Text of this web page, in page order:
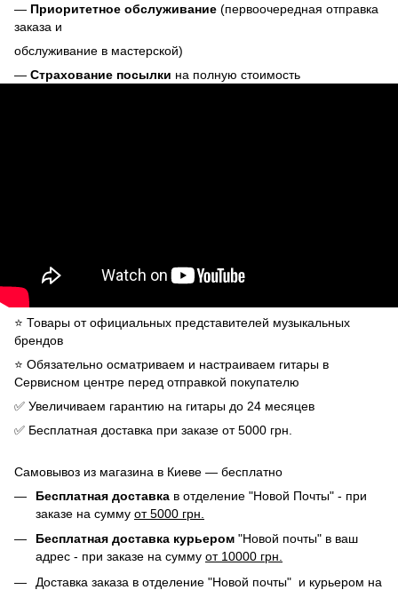
— Приоритетное обслуживание (первоочередная отправка
заказа и
обслуживание в мастерской)
— Страхование посылки на полную стоимость
⭐️ Товары от официальных представителей музыкальных
брендов
⭐️ Обязательно осматриваем и настраиваем гитары в
Сервисном центре перед отправкой покупателю
✅ Увеличиваем гарантию на гитары до 24 месяцев
✅ Бесплатная доставка при заказе от 5000 грн.
Самовывоз из магазина в Киеве — бесплатно
Бесплатная доставка в отделение "Новой Почты" - при
заказе на сумму от 5000 грн.
Бесплатная доставка курьером "Новой почты" в ваш
адрес - при заказе на сумму от 10000 грн.
Доставка заказа в отделение "Новой почты" и курьером на